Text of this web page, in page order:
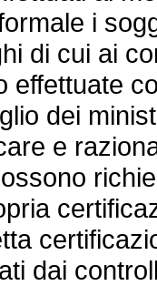
i
di cui ai
effettuate
dei
e
dai